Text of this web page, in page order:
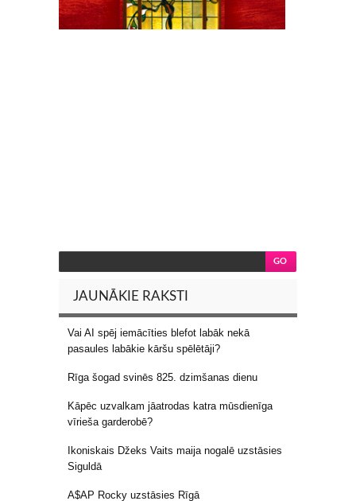
JAUNĀKIE RAKSTI
Vai AI spēj iemācīties blefot labāk nekā
pasaules labākie kāršu spēlētāji?
Rīga šogad svinēs 825. dzimšanas dienu
Kāpēc uzvalkam jāatrodas katra mūsdienīga
vīrieša garderobē?
Ikoniskais Džeks Vaits maija nogalē uzstāsies
Siguldā
A$AP Rocky uzstāsies Rīgā